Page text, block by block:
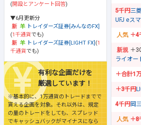
(開設とアンケート回答)
▼6月更新分
トレイダーズ証券[みんなのFX]
(1千通貨でも)
トレイダーズ証券[LIGHT FX] (1
千通貨でも)
有利な企画だけを
厳選しています！
※基本的に、1万通貨のトレードまでで
貰える企画を対象。それ以外は、規定
の量のトレードをしても、スプレッド
でキャッシュバックがマイナスになら
5千円三
UFJ eス
＋4
＋
ライオー
＋合計1
＋3千円
4千円岡
＋8